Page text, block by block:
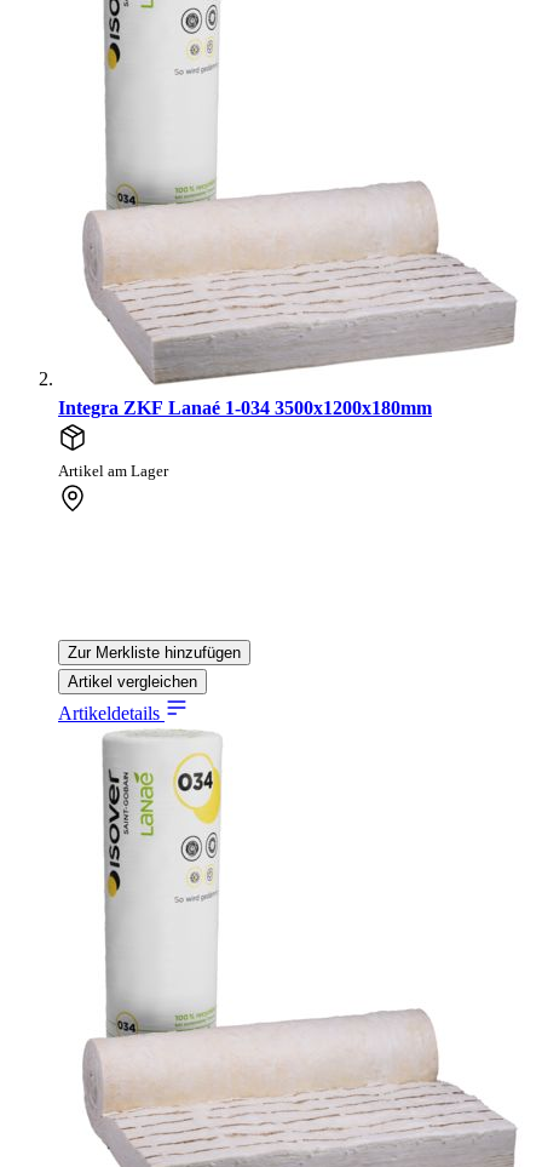
Integra ZKF Lanaé 1-034 3500x1200x180mm
Artikel am Lager
Zur Merkliste hinzufügen
Artikel vergleichen
Artikeldetails